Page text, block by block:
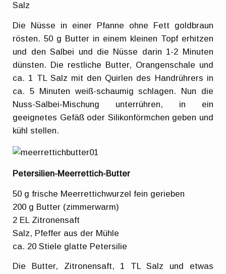
Salz
Die Nüsse in einer Pfanne ohne Fett goldbraun
rösten. 50 g Butter in einem kleinen Topf erhitzen
und den Salbei und die Nüsse darin 1-2 Minuten
dünsten. Die restliche Butter, Orangenschale und
ca. 1 TL Salz mit den Quirlen des Handrührers in
ca. 5 Minuten weiß-schaumig schlagen. Nun die
Nuss-Salbei-Mischung unterrühren, in ein
geeignetes Gefäß oder Silikonförmchen geben und
kühl stellen.
Petersilien-Meerrettich-Butter
50 g frische Meerrettichwurzel fein gerieben
200 g Butter (zimmerwarm)
2 EL Zitronensaft
Salz, Pfeffer aus der Mühle
ca. 20 Stiele glatte Petersilie
Die Butter, Zitronensaft, 1 TL Salz und etwas